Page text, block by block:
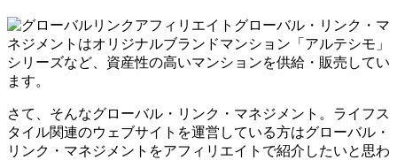
グローバル・リンク・マ
ネジメントはオリジナルブランドマンション「アルテシモ」
シリーズなど、資産性の高いマンションを供給・販売してい
ます。
さて、そんなグローバル・リンク・マネジメント。ライフス
タイル関連のウェブサイトを運営している方はグローバル・
リンク・マネジメントをアフィリエイトで紹介したいと思わ